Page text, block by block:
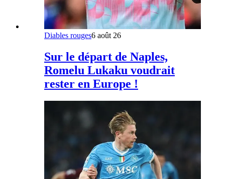
Diables rouges6 août 26
Sur le départ de Naples,
Romelu Lukaku voudrait
rester en Europe !